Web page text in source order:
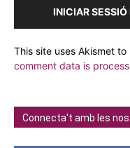
INICIAR
This site uses Akismet
comment data is
Connecta't amb les